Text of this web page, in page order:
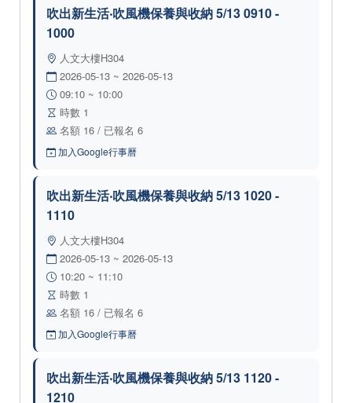
吹出新生活‧吹風機保養與收納 5/13 0910 -
1000
人文大樓H304
2026-05-13 ~ 2026-05-13
09:10 ~ 10:00
時數 1
名額 16 / 已報名 6
加入Google行事曆
吹出新生活‧吹風機保養與收納 5/13 1020 -
1110
人文大樓H304
2026-05-13 ~ 2026-05-13
10:20 ~ 11:10
時數 1
名額 16 / 已報名 6
加入Google行事曆
吹出新生活‧吹風機保養與收納 5/13 1120 -
1210